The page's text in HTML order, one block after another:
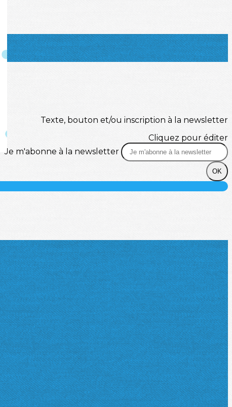
Texte, bouton et/ou inscription à la newsletter
Cliquez pour éditer
Je m'abonne à la newsletter
OK